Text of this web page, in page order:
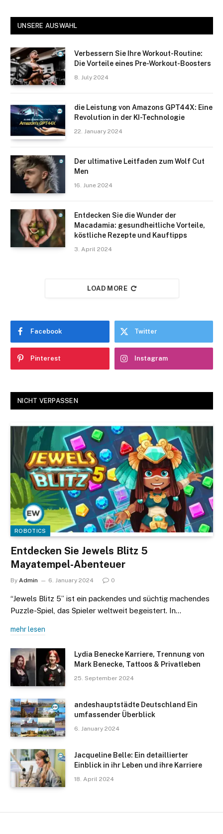
UNSERE AUSWAHL
Verbessern Sie Ihre Workout-Routine:
Die Vorteile eines Pre-Workout-Boosters
8. July 2024
die Leistung von Amazons GPT44X: Eine
Revolution in der KI-Technologie
22. January 2024
Der ultimative Leitfaden zum Wolf Cut
Men
16. June 2024
Entdecken Sie die Wunder der
Macadamia: gesundheitliche Vorteile,
köstliche Rezepte und Kauftipps
3. April 2024
LOAD MORE
Facebook Twitter
Pinterest Instagram
NICHT VERPASSEN
ROBOTICS
Entdecken Sie Jewels Blitz 5
Mayatempel-Abenteuer
By Admin 6. January 2024 0
“Jewels Blitz 5” ist ein packendes und süchtig machendes
Puzzle-Spiel, das Spieler weltweit begeistert. In…
mehr lesen
Lydia Benecke Karriere, Trennung von
Mark Benecke, Tattoos & Privatleben
25. September 2024
andeshauptstädte Deutschland Ein
umfassender Überblick
6. January 2024
Jacqueline Belle: Ein detaillierter
Einblick in ihr Leben und ihre Karriere
18. April 2024